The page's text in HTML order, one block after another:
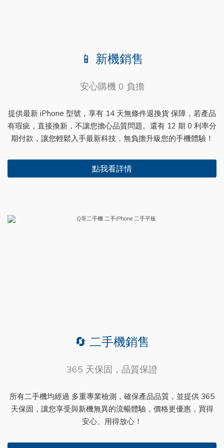
📱 新機銷售
安心購機 0 負擔
提供最新 iPhone 型號，享有 14 天無條件退換貨 保障，若產品
有瑕疵，直接換新，不讓您擔心品質問題。還有 12 期 0 利率分
期付款，讓您輕鬆入手最新科技，無負擔升級您的手機體驗！
點我看詳情
🔄 二手機銷售
365 天保固，品質保證
所有二手機均經過 多重專業檢測，確保產品品質，並提供 365
天保固，讓您享受與新機無異的流暢體驗，價格更優惠，買得
安心、用得放心！